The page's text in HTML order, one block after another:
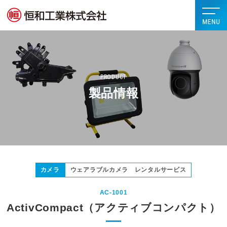
PRODUCT
製品情報
カメラ ウェアラブルカメラ レンタルサービス
AC-1001
ActivCompact（アクティブコンパクト）